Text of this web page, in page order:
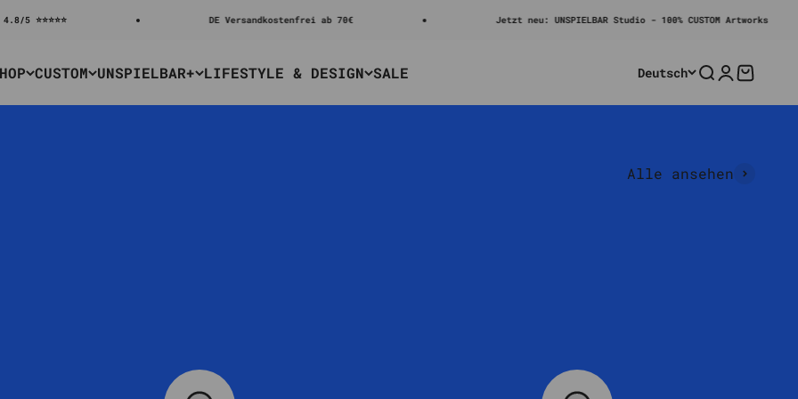
DE Versandkostenfrei ab 70€ Jetzt neu: UNSPIELBAR Studio - 100% CUSTOM Artworks
CUSTOM UNSPIELBAR+ LIFESTYLE & DESIGN SALE Deutsch SucheAnmelden
Alle ansehen
Hand & Tisch Versionen